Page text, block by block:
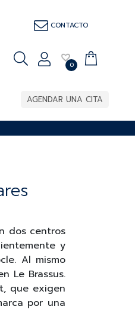
CONTACTO
0
AGENDAR UNA CITA
dos centros
y
Al mismo
Le Brassus.
que exigen
por una